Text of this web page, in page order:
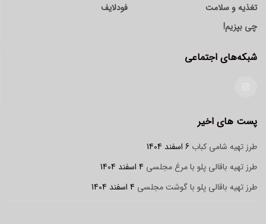
تغذیه و سلامت
چی بپزیم!
فودلایف
شبکه‌های اجتماعی
پست های اخیر
طرز تهیه شامی کباب 6 اسفند 1404
طرز تهیه باقالی پلو با مرغ مجلسی 4 اسفند 1404
طرز تهیه باقالی پلو با گوشت مجلسی 4 اسفند 1404